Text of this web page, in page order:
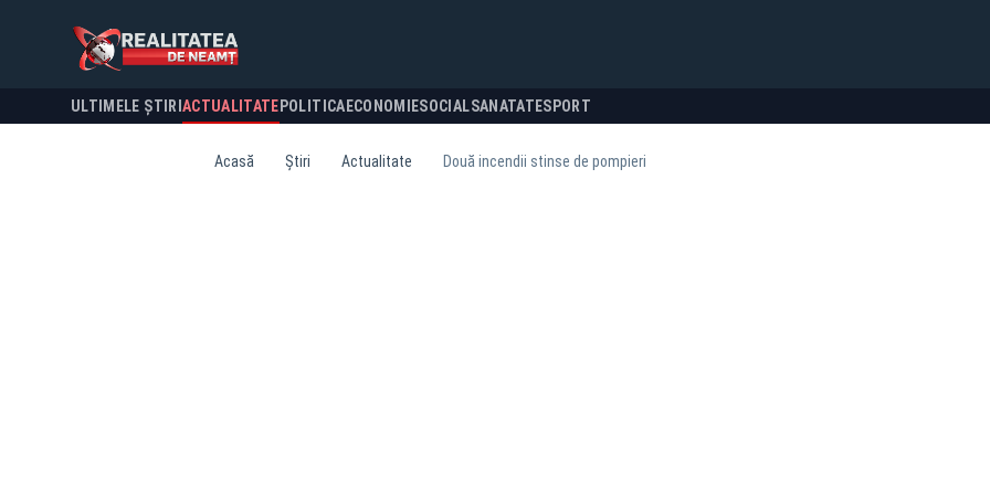
ULTIMELE ȘTIRI ACTUALITATE POLITICA ECONOMIESOCIALSANATATESPORT
Acasă Știri Actualitate Două incendii stinse de pompieri